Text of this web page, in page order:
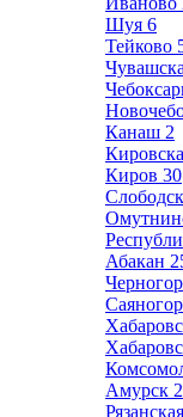
Шуя 6
Тейково
Канаш 2
Киров 30
Абакан
Амурск 2